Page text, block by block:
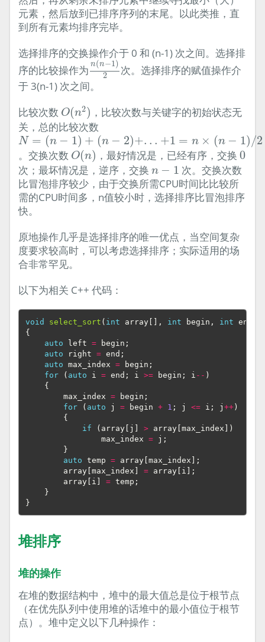
元素，然后放到已排序序列的末尾。以此类推，直
到所有元素均排序完毕。
选择排序的交换操作介于 0 和 (n-1) 次之间。选择排
序的比较操作为 n(n−1)
2
n(n−1 )2
次。选择排序的赋值操作介
于 3(n-1) 次之间。
比较次数 O(n2)
O( 2) ，比较次数与关键字的初始状态无
关，总的比较次数
N = (n − 1) + (n − 2)+. . . +1 = n × (n − 1) /2
N=( n−1)+(n−2)+... =n × 1 /
。交换次数 O(n)
O(n) ，最好情况是，已经有序，交换 0
0
次；最坏情况是，逆序，交换 n − 1
n − 1
次。交换次数
比冒泡排序较少，由于交换所需CPU时间比比较所
需的CPU时间多，n值较小时，选择排序比冒泡排序
快。
原地操作几乎是选择排序的唯一优点，当空间复杂
度要求较高时，可以考虑选择排序；实际适用的场
合非常罕见。
以下为相关 C++ 代码：
void select_sort ( int array [], int begin , int end
{
auto
left = begin ;
auto
right = end ;
auto
max_index = begin ;
for
( auto i = end ; i >= begin ; i -- )
{
max_index
= begin ;
for
( auto j = begin + 1 ; j <= i ; j++)
{
if
( array [ j ] > array [max_index ])
max_index
= j ;
}
auto
temp = array [max_index ];
array [max_index ] = array [ i ];
array [ i ] = temp ;
}
}
堆排序
堆的操作
在堆的数据结构中，堆中的最大值总是位于根节点
（在优先队列中使用堆的话堆中的最小值位于根节
点）。堆中定义以下几种操作：